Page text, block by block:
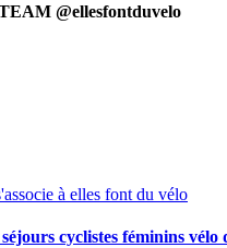
@ellesfontduvelo
cyclistes féminins vélo